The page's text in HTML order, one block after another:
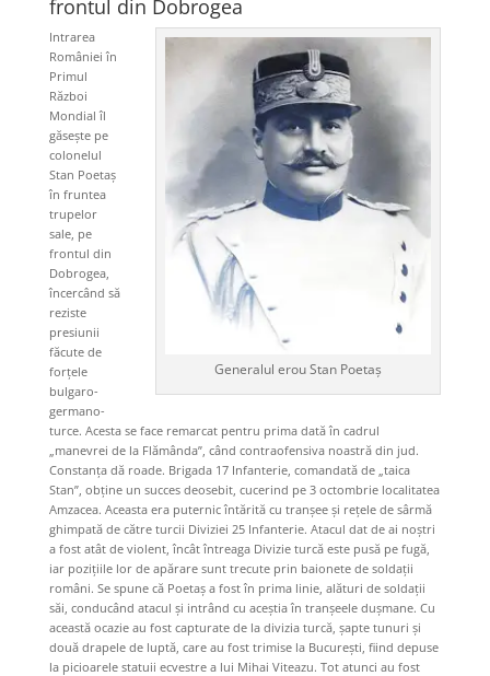
frontul din Dobrogea
Generalul erou Stan Poetaș
Intrarea
României în
Primul
Război
Mondial îl
găsește pe
colonelul
Stan Poetaș
în fruntea
trupelor
sale, pe
frontul din
Dobrogea,
încercând să
reziste
presiunii
făcute de
forțele
bulgaro-
germano-
turce. Acesta se face remarcat pentru prima dată în cadrul
„manevrei de la Flămânda”, când contraofensiva noastră din jud.
Constanța dă roade. Brigada 17 Infanterie, comandată de „taica
Stan”, obţine un succes deosebit, cucerind pe 3 octombrie localitatea
Amzacea. Aceasta era puternic întărită cu tranșee și rețele de sârmă
ghimpată de către turcii Diviziei 25 Infanterie. Atacul dat de ai noștri
a fost atât de violent, încât întreaga Divizie turcă este pusă pe fugă,
iar pozițiile lor de apărare sunt trecute prin baionete de soldații
români. Se spune că Poetaș a fost în prima linie, alături de soldații
săi, conducând atacul și intrând cu aceștia în tranșeele dușmane. Cu
această ocazie au fost capturate de la divizia turcă, șapte tunuri și
două drapele de luptă, care au fost trimise la București, fiind depuse
la picioarele statuii ecvestre a lui Mihai Viteazu. Tot atunci au fost